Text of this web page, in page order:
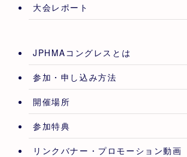
大会レポート
JPHMAコングレスとは
参加・申し込み方法
開催場所
参加特典
リンクバナー・プロモーション動画